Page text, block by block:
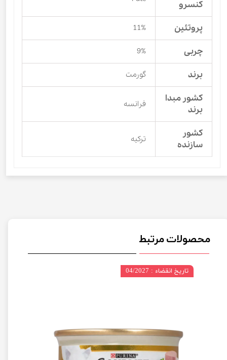
کنسرو
پروتئین 11%
چربی 9%
برند گورمت
کشور مبدا
برند
فرانسه
کشور
سازنده
ترکیه
محصولات مرتبط
تاریخ انقضاء : 04/2027